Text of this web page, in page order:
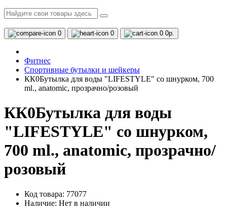
0 0 0 0р.
Фитнес
Спортивные бутылки и шейкеры
КК0Бутылка для воды "LIFESTYLE" со шнурком, 700
ml., anatomic, прозрачно/розовый
КК0Бутылка для воды
"LIFESTYLE" со шнурком,
700 ml., anatomic, прозрачно/
розовый
Код товара: 77077
Наличие: Нет в наличии